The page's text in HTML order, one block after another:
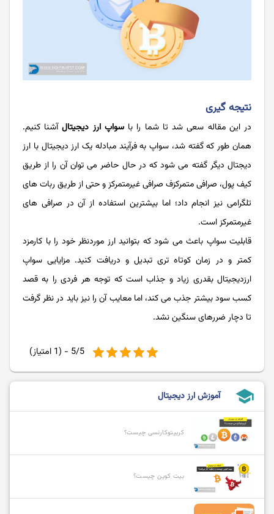
نتیجه گیری
در این مقاله سعی شد تا شما را باسواپ ارز دیجیتالآشنا کنیم.
همان طور که گفته شد، سواپ به فرآیند مبادله یک ارز دیجیتال با ارز
دیجتال دیگر گفته می شود که در حال حاضر می توان آن را از طریق
کیف پول، صرافی متمرکزف صرافی غیرمتمرکز و حتی از طریق ربات های
تلگرامی نیز انجام داد؛ اما بیشترین استفاده از آن در صرافی های
غیرمتمرکز است.
قابلیت سواپ باعث می شود که بتوانید ارز موردنظر خود را با کارمزد
کمتر و در زمان کوتاه تری تبدیل و دریافت کنید. مزایایی سواپ
ارزدیجیتال بقدری زیاد و جذاب است که توجه هر فردی را به قصد
کسب سود بیشتر جذب می کند، اما معایب آن را نیز باید در نظر گرفت
تا دچار ضررهای سنگین نشد.
5/5 - (1 امتیاز)
school آموزش ارز دیجیتال
کریپتوکارنسی چیست؟
بیت کوین چیست؟